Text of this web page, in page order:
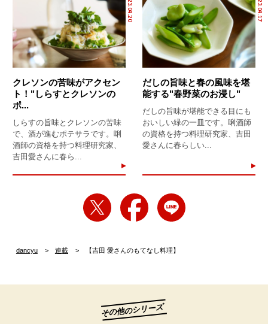
2023.04.20
クレソンの苦味がアクセン
ト！"しらすとクレソンの
ポ...
しらすの旨味とクレソンの苦味
で、酒が進むポテサラです。唎
酒師の資格を持つ料理研究家、
吉田愛さんに春ら...
2023.04.17
だしの旨味と春の風味を堪
能する"春野菜のお浸し"
だしの旨味が堪能できる目にも
おいしい緑の一皿です。唎酒師
の資格を持つ料理研究家、吉田
愛さんに春らしい...
dancyu 連載 【吉田 愛さんのもてなし料理】
その他のシリーズ